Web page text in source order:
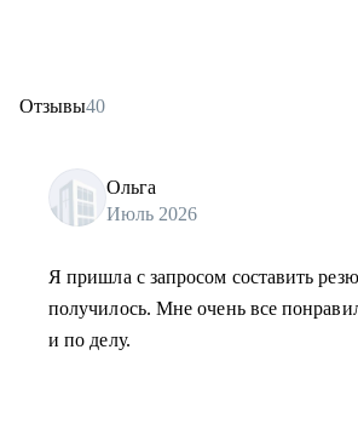
Отзывы40
Ольга
Июль 2026
Я пришла с запросом составить
получилось. Мне очень все
и по делу.